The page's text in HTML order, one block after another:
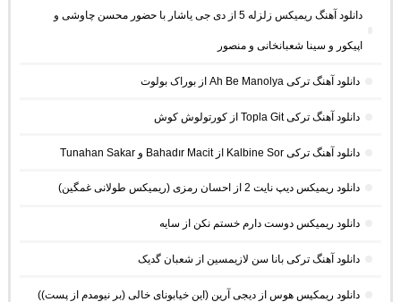
دانلود آهنگ ریمیکس زلزله 5 از دی جی یاشار با حضور محسن چاوشی و
اپیکور و سینا شعبانخانی و منصور
دانلود آهنگ ترکی Ah Be Manolya از بوراک بولوت
دانلود آهنگ ترکی Topla Git از کورتولوش کوش
دانلود آهنگ ترکی Kalbine Sor از Bahadır Macit و Tunahan Sakar
دانلود ریمیکس دیپ نایت 2 از احسان رمزی (ریمیکس طولانی غمگین)
دانلود ریمیکس دوست دارم خستم نکن از سایه
دانلود آهنگ ترکی بانا سن لازیمسین از شعبان گدیک
دانلود ریمکیس هوس از دیجی آرین (این خیابونای خالی (بر نیومدم از پست))